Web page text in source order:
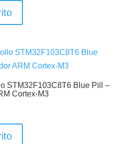
STM32F103C8T6 Blue Pill –
Cortex-M3